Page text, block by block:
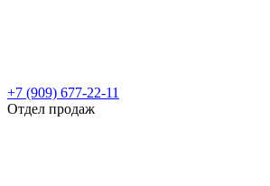
+7 (909) 677-22-11
Отдел продаж